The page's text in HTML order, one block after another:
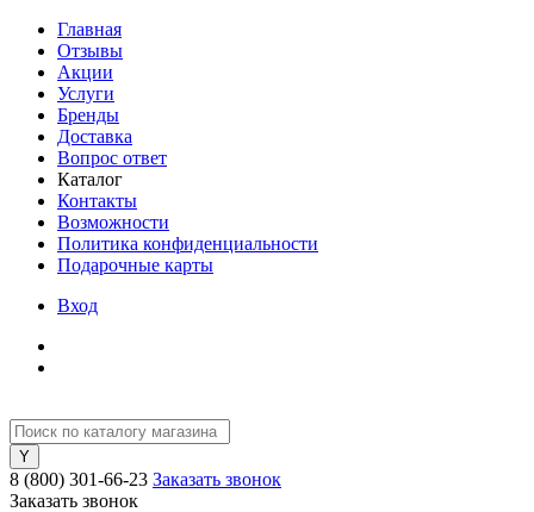
Главная
Отзывы
Акции
Услуги
Бренды
Доставка
Вопрос ответ
Каталог
Контакты
Возможности
Политика конфиденциальности
Подарочные карты
Вход
8 (800) 301-66-23 Заказать звонок
Заказать звонок